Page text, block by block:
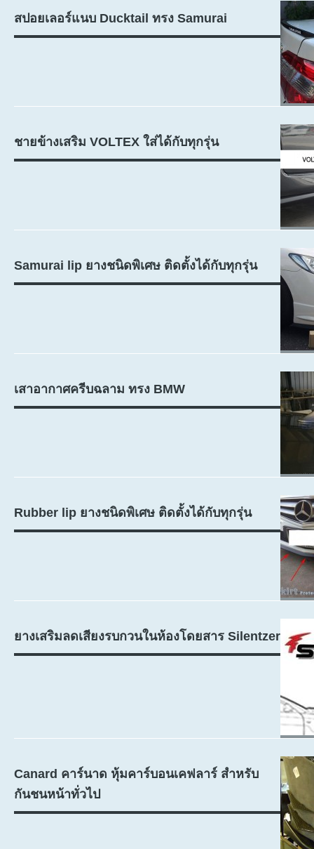
สปอยเลอร์แนบ Ducktail ทรง Samurai
ชายข้างเสริม VOLTEX ใส่ได้กับทุกรุ่น
Samurai lip ยางชนิดพิเศษ ติดตั้งได้กับทุกรุ่น
เสาอากาศครีบฉลาม ทรง BMW
Rubber lip ยางชนิดพิเศษ ติดตั้งได้กับทุกรุ่น
ยางเสริมลดเสียงรบกวนในห้องโดยสาร Silentzer
Canard คาร์นาด หุ้มคาร์บอนเคฟลาร์ สำหรับ
กันชนหน้าทั่วไป